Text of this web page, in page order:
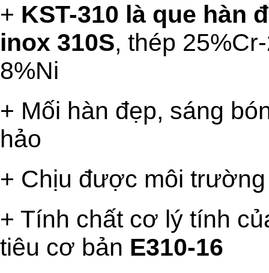
+ KST-310 là que hàn
inox 310S, thép
8%Ni
+ Mối hàn đẹp, sáng
hảo
+ Chịu được môi
+ Tính chất cơ lý tính
tiêu cơ bản E310-16